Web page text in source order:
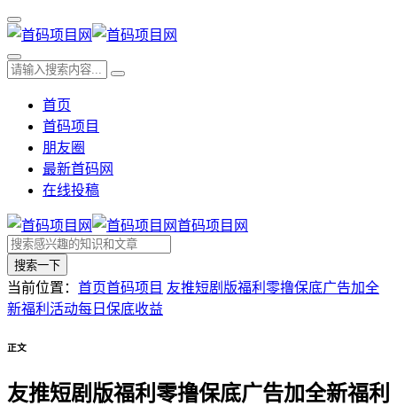
首页
首码项目
朋友圈
最新首码网
在线投稿
首码项目网
搜索一下
当前位置： 首页首码项目 友推短剧版福利零撸保底广告加全
新福利活动每日保底收益
正文
友推短剧版福利零撸保底广告加全新福利